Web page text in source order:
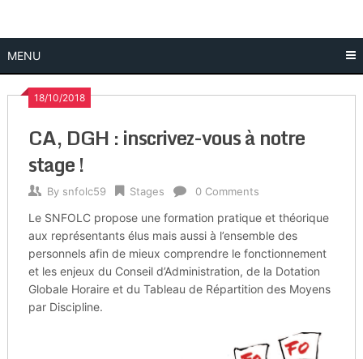
MENU
18/10/2018
CA, DGH : inscrivez-vous à notre
stage !
By snfolc59 Stages 0 Comments
Le SNFOLC propose une formation pratique et théorique
aux représentants élus mais aussi à l’ensemble des
personnels afin de mieux comprendre le fonctionnement
et les enjeux du Conseil d’Administration, de la Dotation
Globale Horaire et du Tableau de Répartition des Moyens
par Discipline.